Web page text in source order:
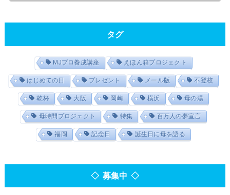
タグ
MJプロ養成講座 えほん箱プロジェクト
はじめての日 プレゼント メール版 不登校
乾杯 大阪 岡崎 横浜 母の湯
母時間プロジェクト 特集 百万人の夢宣言
福岡 記念日 誕生日に母を語る
◇ 募集中 ◇